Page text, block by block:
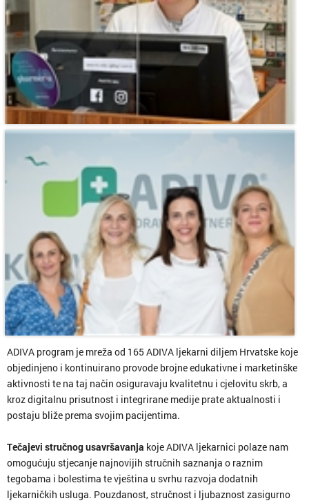
ADIVA program je mreža od 165 ADIVA ljekarni diljem Hrvatske koje
objedinjeno i kontinuirano provode brojne edukativne i marketinške
aktivnosti te na taj način osiguravaju kvalitetnu i cjelovitu skrb, a
kroz digitalnu prisutnost i integrirane medije prate aktualnosti i
postaju bliže prema svojim pacijentima.
Tečajevi stručnog usavršavanja koje ADIVA ljekarnici polaze nam
omogućuju stjecanje najnovijih stručnih saznanja o raznim
tegobama i bolestima te vještina u svrhu razvoja dodatnih
ljekarničkih usluga. Pouzdanost, stručnost i ljubaznost zasigurno